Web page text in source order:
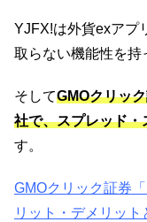
YJFX!は外貨exアプ
取らない機能性を持
そしてGMOクリッ
社で、スプレッド・
す。
GMOクリック証券
リット・デメリッ